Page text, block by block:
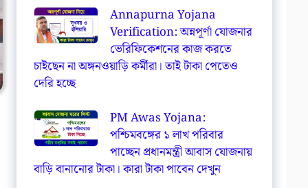
Annapurna Yojana
Verification: অন্নপূর্ণা যোজনার
ভেরিফিকেশনের কাজ করতে
চাইছেন না অঙ্গনওয়াড়ি কর্মীরা। তাই টাকা পেতেও
দেরি হচ্ছে
PM Awas Yojana:
পশ্চিমবঙ্গের ১ লাখ পরিবার
পাচ্ছেন প্রধানমন্ত্রী আবাস যোজনায়
বাড়ি বানানোর টাকা। কারা টাকা পাবেন দেখুন